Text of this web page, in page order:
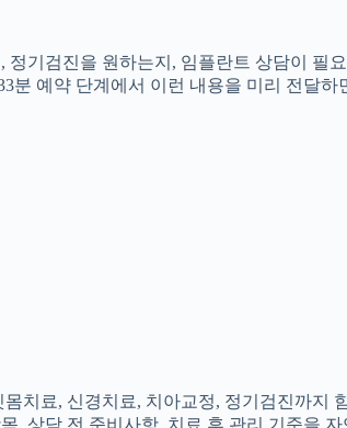
기검진을 원하는지, 임플란트 상담이 필
분 예약 단계에서 이런 내용을 미리 전달하
치료, 신경치료, 치아교정, 정기검진까지